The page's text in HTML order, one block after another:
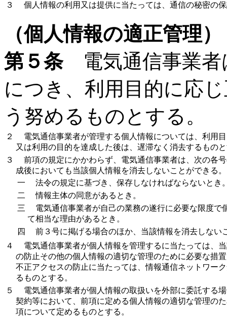
３
個人情報の利用又は提供に当たっては、通信の秘密の
（個人情報の適正管理）
第５条電気通信事業者
につき、利用目的に応
う努めるものとする。
２
電気通信事業者が管理する個人情報については、利用
又は利用の目的を達成した後は、遅滞なく消去するもの
３
前項の規定にかかわらず、電気通信事業者は、次の各
成後においても当該個人情報を消去しないことができる。
一
法令の規定に基づき、保存しなければならないとき
二
情報主体の同意があるとき。
三
電気通信事業者が自己の業務の遂行に必要な限度で
て相当な理由があるとき。
四
前３号に掲げる場合のほか、当該情報を消去しない
４
電気通信事業者が個人情報を管理するに当たっては、
の防止その他の個人情報の適切な管理のために必要な措
不正アクセスの防止に当たっては、情報通信ネットワー
るものとする。
５
電気通信事業者が個人情報の取扱いを外部に委託する
契約等において、前項に定める個人情報の適切な管理の
項について定めるものとする。